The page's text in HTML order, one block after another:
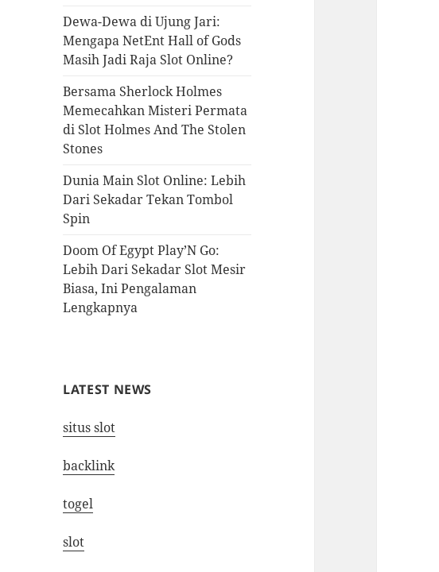
Dewa-Dewa di Ujung Jari:
Mengapa NetEnt Hall of Gods
Masih Jadi Raja Slot Online?
Bersama Sherlock Holmes
Memecahkan Misteri Permata
di Slot Holmes And The Stolen
Stones
Dunia Main Slot Online: Lebih
Dari Sekadar Tekan Tombol
Spin
Doom Of Egypt Play’N Go:
Lebih Dari Sekadar Slot Mesir
Biasa, Ini Pengalaman
Lengkapnya
LATEST NEWS
situs slot
backlink
togel
slot